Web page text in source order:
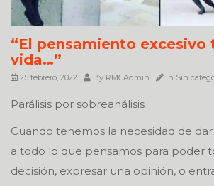
“El pensamiento excesivo
vida…”
25 febrero, 2022 By RMCAdmin In Sin
Parálisis por sobreanálisis
Cuando tenemos la necesidad de
a todo lo que pensamos para poder
decisión, expresar una opinión, o